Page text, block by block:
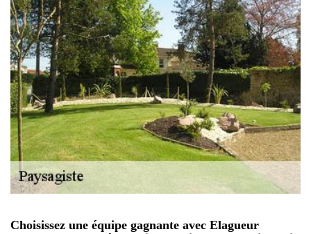
Choisissez une équipe gagnante avec Elagueur